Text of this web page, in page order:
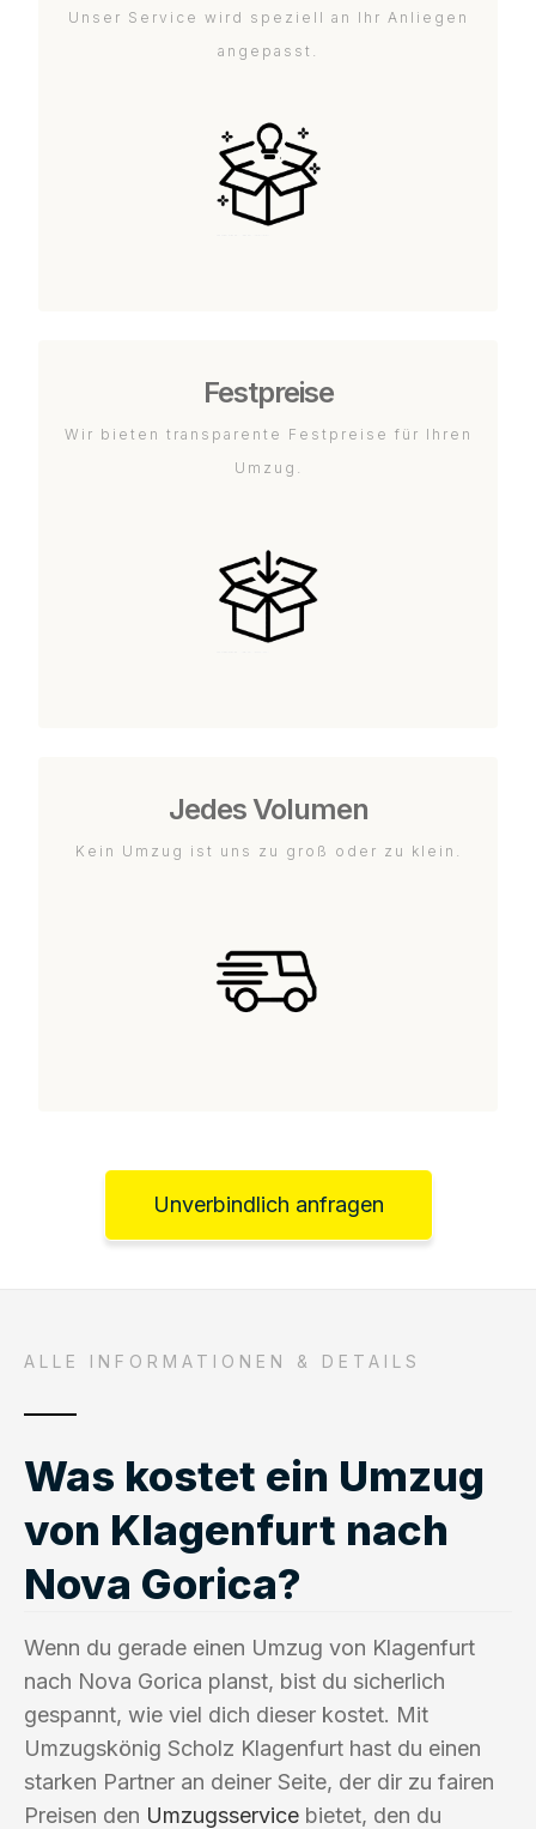
Unser Service wird speziell an Ihr Anliegen
angepasst.
Festpreise
Wir bieten transparente Festpreise für Ihren
Umzug.
Jedes Volumen
Kein Umzug ist uns zu groß oder zu klein.
Unverbindlich anfragen
ALLE INFORMATIONEN & DETAILS
Was kostet ein Umzug
von Klagenfurt nach
Nova Gorica?
Wenn du gerade einen Umzug von Klagenfurt
nach Nova Gorica planst, bist du sicherlich
gespannt, wie viel dich dieser kostet. Mit
Umzugskönig Scholz Klagenfurt hast du einen
starken Partner an deiner Seite, der dir zu fairen
Preisen den Umzugsservice bietet, den du